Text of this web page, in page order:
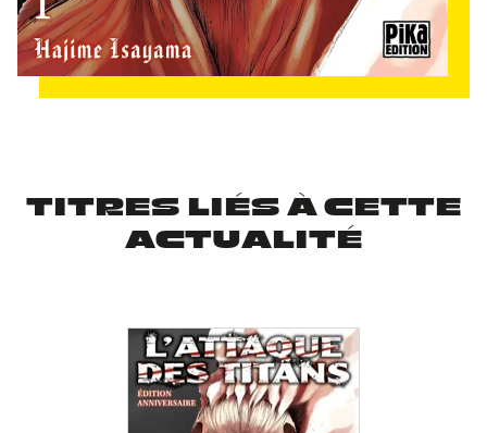
TITRES LIÉS À CETTE
ACTUALITÉ